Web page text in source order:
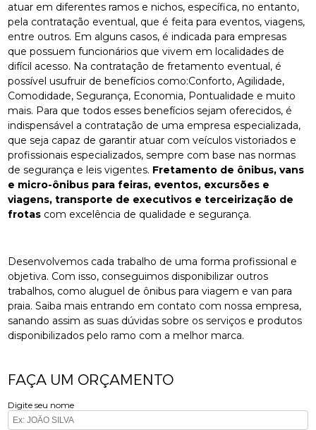
atuar em diferentes ramos e nichos, específica, no entanto,
pela contratação eventual, que é feita para eventos, viagens,
entre outros. Em alguns casos, é indicada para empresas
que possuem funcionários que vivem em localidades de
difícil acesso. Na contratação de fretamento eventual, é
possível usufruir de benefícios como:Conforto, Agilidade,
Comodidade, Segurança, Economia, Pontualidade e muito
mais. Para que todos esses benefícios sejam oferecidos, é
indispensável a contratação de uma empresa especializada,
que seja capaz de garantir atuar com veículos vistoriados e
profissionais especializados, sempre com base nas normas
de segurança e leis vigentes. Fretamento de ônibus, vans
e micro-ônibus para feiras, eventos, excursões e
viagens, transporte de executivos e terceirização de
frotas com excelência de qualidade e segurança.
Desenvolvemos cada trabalho de uma forma profissional e
objetiva. Com isso, conseguimos disponibilizar outros
trabalhos, como aluguel de ônibus para viagem e van para
praia. Saiba mais entrando em contato com nossa empresa,
sanando assim as suas dúvidas sobre os serviços e produtos
disponibilizados pelo ramo com a melhor marca.
FAÇA UM ORÇAMENTO
Digite seu nome